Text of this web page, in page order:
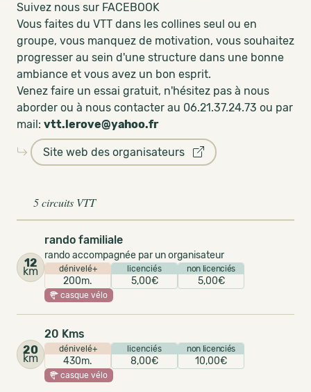
Suivez nous sur FACEBOOK
Vous faites du VTT dans les collines seul ou en
groupe, vous manquez de motivation, vous souhaitez
progresser au sein d'une structure dans une bonne
ambiance et vous avez un bon esprit.
Venez faire un essai gratuit, n'hésitez pas à nous
aborder ou à nous contacter au 06.21.37.24.73 ou par
mail: vtt.lerove@yahoo.fr
Site web des organisateurs
5 circuits VTT
12
km
rando familiale
rando accompagnée par un organisateur
dénivelé+
200m.
licenciés
5,00€
non licenciés
5,00€
casque vélo
20
km
20 Kms
dénivelé+
430m.
licenciés
8,00€
non licenciés
10,00€
casque vélo